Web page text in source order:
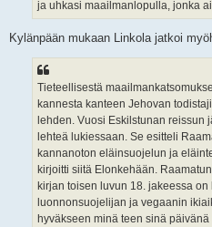
ja uhkasi maailmanlopulla, jonka
Kylänpään mukaan Linkola jatkoi
Tieteellisestä
kannesta kanteen Jehovan
lehden. Vuosi Eskilstunan reissun
lehteä lukiessaan. Se esitteli
kannanoton eläinsuojelun ja
kirjoitti siitä Elonkehään.
kirjan toisen luvun 18. jakeessa
luonnonsuojelijan ja vegaanin
hyväkseen minä teen sinä